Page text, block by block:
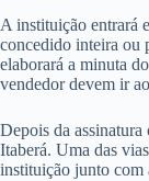
A instituição entrará
concedido inteira ou
elaborará a minuta
vendedor devem ir
Depois da
Itaberá. Uma das
instituição junto com